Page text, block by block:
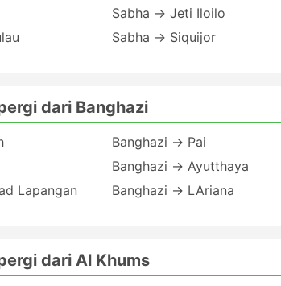
Sabha → Jeti Iloilo
Sabha → Siquijor
dari Banghazi
Lapangan
Banghazi → Pai
Banghazi → Ayutthaya
Banghazi → LAriana
dari Al Khums